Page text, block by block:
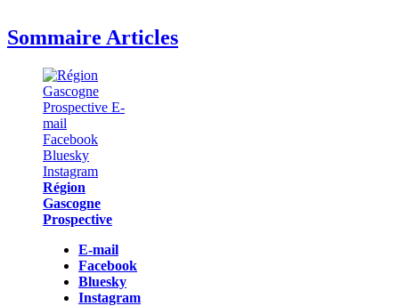
Sommaire Articles
Région
Gascogne
Prospective
E-mail
Facebook
Bluesky
Instagram